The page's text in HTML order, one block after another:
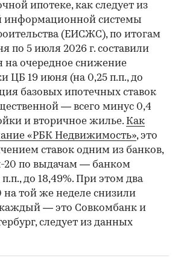
ипотеке, как следует из
информационной системы
(ЕИСЖС), по итогам
по 5 июля 2026 г. составили
на очередное снижение
ЦБ 19 июня (на 0,25 п.п., до
базовых ипотечных ставок
— всего минус 0,4
и вторичное жилье. Как
«РБК Недвижимость», это
ставок одним из банков,
20 по выдачам — банком
до 18,49%. При этом два
на той же неделе снизили
каждый — это Совкомбанк и
следует из данных